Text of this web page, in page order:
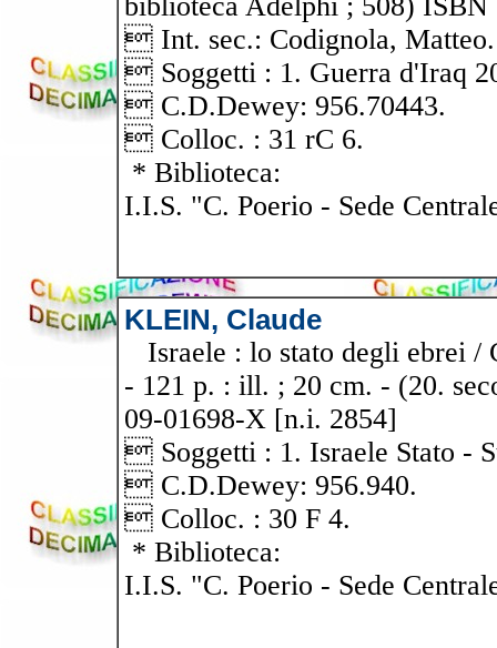
 Int. sec.: Codignola, Matteo.
 Soggetti : 1. Guerra d'Iraq
 C.D.Dewey: 956.70443.
 Colloc. : 31 rC 6.
* Biblioteca:
I.I.S. "C. Poerio - Sede
KLEIN, Claude
Israele : lo stato degli ebrei /
- 121 p. : ill. ; 20 cm. - (20.
09-01698-X [n.i. 2854]
 Soggetti : 1. Israele Stato -
 C.D.Dewey: 956.940.
 Colloc. : 30 F 4.
* Biblioteca:
I.I.S. "C. Poerio - Sede